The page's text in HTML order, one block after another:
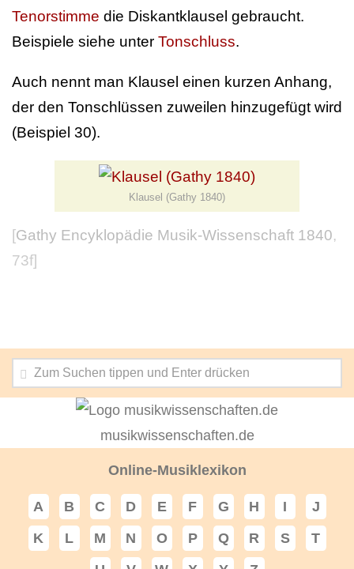
Tenorstimme die Diskantklausel gebraucht.
Beispiele siehe unter Tonschluss.
Auch nennt man Klausel einen kurzen Anhang,
der den Tonschlüssen zuweilen hinzugefügt wird
(Beispiel 30).
Klausel (Gathy 1840)
[Gathy Encyklopädie Musik-Wissenschaft 1840,
73f]
musikwissenschaften.de
Online-Musiklexikon
A B C D E F G H I
J
K
L M N O P Q R S
T